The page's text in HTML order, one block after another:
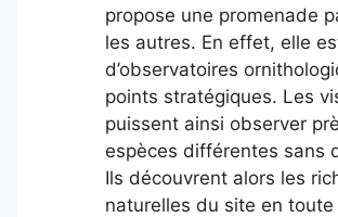
propose une promenade
les autres. En effet, elle
d’observatoires
points stratégiques. Les
puissent ainsi observer
espèces différentes sans
Ils découvrent alors les
naturelles du site en